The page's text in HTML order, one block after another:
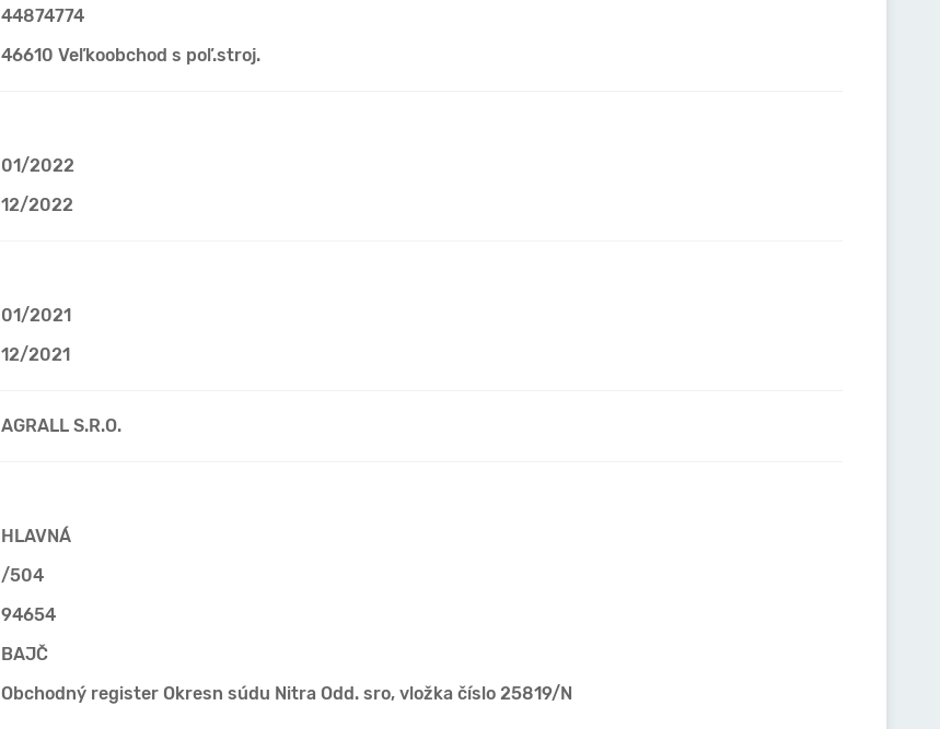
44874774
46610 Veľkoobchod s poľ.stroj.
01/2022
12/2022
01/2021
12/2021
AGRALL S.R.O.
HLAVNÁ
/504
94654
BAJČ
Obchodný register Okresn súdu Nitra Odd. sro, vložka číslo 25819/N